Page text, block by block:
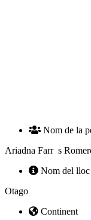
Nom de la
Ariadna Farr s
Nom del lloc
Otago
Continent